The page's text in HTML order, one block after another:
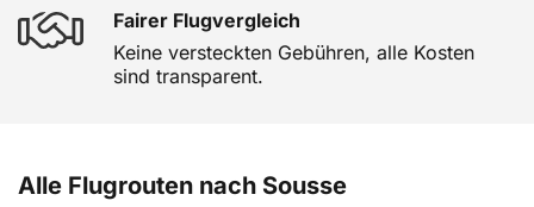
Fairer Flugvergleich
Keine versteckten Gebühren, alle Kosten
sind transparent.
Alle Flugrouten nach Sousse